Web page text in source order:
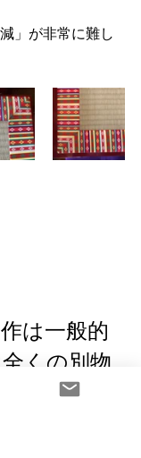
」が非常に難し
は一般的
くの別物